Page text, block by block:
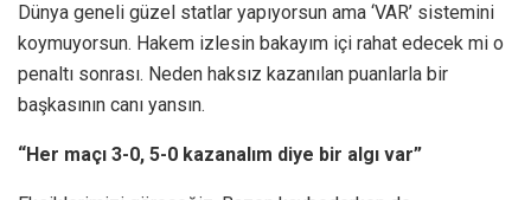
Dünya geneli güzel statlar yapıyorsun ama ‘VAR’ sistemini
koymuyorsun. Hakem izlesin bakayım içi rahat edecek mi o
penaltı sonrası. Neden haksız kazanılan puanlarla bir
başkasının canı yansın.
“Her maçı 3-0, 5-0 kazanalım diye bir algı var”